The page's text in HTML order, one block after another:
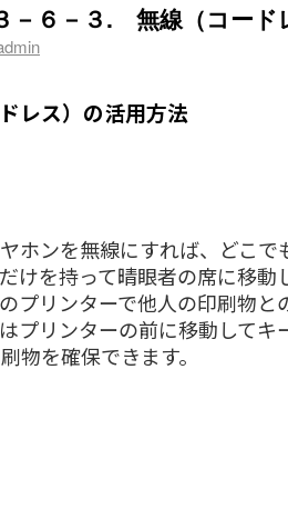
６－３. 無線（コード
レス）の活用方法
ホンを無線にすれば、どこで
けを持って晴眼者の席に移動
プリンターで他人の印刷物
プリンターの前に移動してキ
物を確保できます。